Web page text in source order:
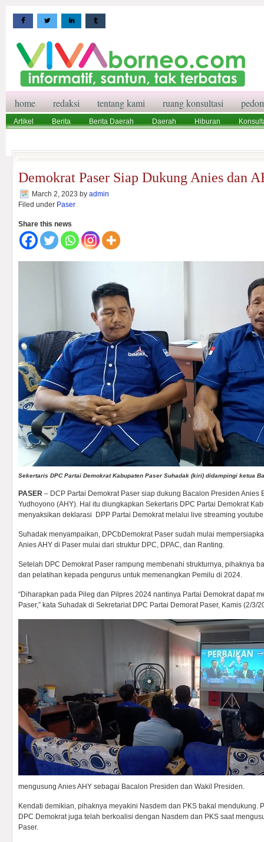
home redaksi tentang kami ruang konsultasi
Artikel Berita Berita Daerah Daerah Hiburan
Demokrat Paser Siap Dukung Anies dan
March 2, 2023 by admin
Filed under Paser
Share this news
Sekertaris DPC Partai Demokrat Kabupaten Paser Suhadak (kiri) didampingi ketua
PASER – DCP Partai Demokrat Paser siap dukung Bacalon Presiden Anies
Yudhoyono (AHY). Hal itu diungkapkan Sekertaris DPC Partai Demokrat
menyaksikan deklarasi DPP Partai Demokrat melalui live streaming
Suhadak menyampaikan, DPCbDemokrat Paser sudah mulai
Anies AHY di Paser mulai dari struktur DPC, DPAC, dan Ranting.
Setelah DPC Demokrat Paser rampung membenahi strukturnya, pihaknya
dan pelatihan kepada pengurus untuk memenangkan Pemilu di 2024.
“Diharapkan pada Pileg dan Pilpres 2024 nantinya Partai Demokrat dapat
Paser,” kata Suhadak di Sekretariat DPC Partai Demorat Paser, Kamis (2/3/
mengusung Anies AHY sebagai Bacalon Presiden dan Wakil Presiden.
Kendati demikian, pihaknya meyakini Nasdem dan PKS bakal mendukung.
DPC Demokrat juga telah berkoalisi dengan Nasdem dan PKS saat
Paser.